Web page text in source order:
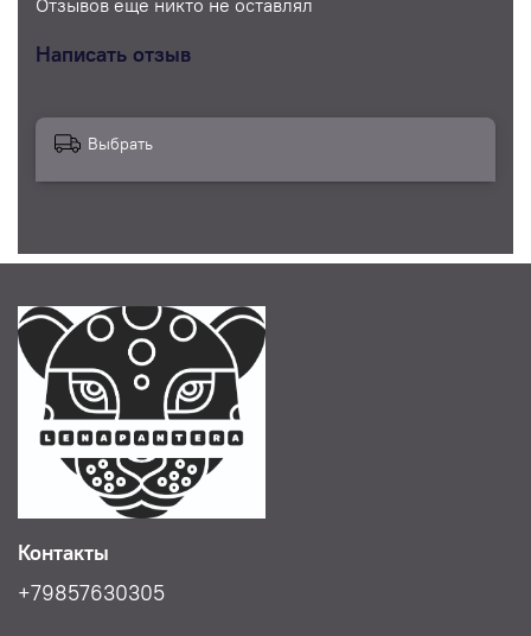
Отзывов еще никто не оставлял
Написать отзыв
Выбрать
Контакты
+79857630305